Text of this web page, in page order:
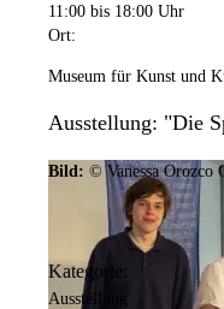
11:00 bis 18:00 Uhr
Ort:
Museum für Kunst und
Ausstellung: "Die
Bild: © Vanessa Orozco
Kategorie:
Ausstellung